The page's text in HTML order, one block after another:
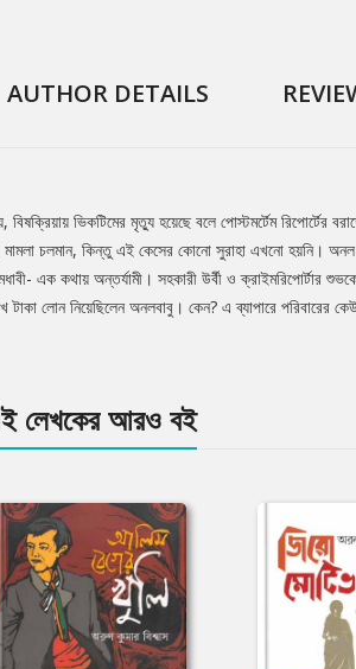
AUTHOR DETAILS
ভিকটিমের মৃত্যু হয়েছে বলে পোস্টমর্টেম রিপোর্টের
চলমান, কিন্তু এই কেসের কোনো সুরাহা এখনো হয়নি। অনল
এক কথায় অন্তর্যামী। সহকারী উর্বী ও ক্রাইমরিপোর্টার
লোন নিয়েছিলেন অনলবাবু। কেন? এ ব্যাপারে পরিবারের
লেখকের আরও বই